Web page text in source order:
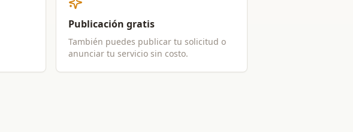
Publicación gratis
También puedes publicar tu solicitud o
anunciar tu servicio sin costo.